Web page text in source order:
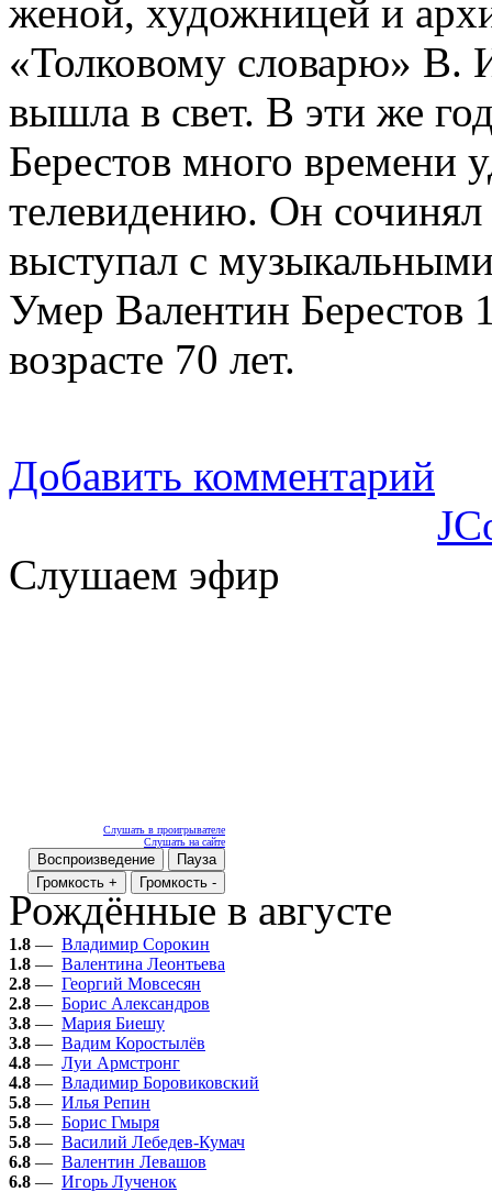
женой, художницей и
«Толковому словарю» В.
вышла в свет. В эти же
Берестов много времени
телевидению. Он
выступал с
Умер Валентин Берестов
возрасте 70 лет.
Добавить комментарий
Слушаем эфир
Слушать в проигрывателе
Слушать на сайте
Воспроизведение
Пауза
Громкость +
Громкость -
Рождённые в августе
1.8 — Владимир Сорокин
1.8 — Валентина Леонтьева
2.8 — Георгий Мовсесян
2.8 — Борис Александров
3.8 — Мария Биешу
3.8 — Вадим Коростылёв
4.8 — Луи Армстронг
4.8 — Владимир Боровиковский
5.8 — Илья Репин
5.8 — Борис Гмыря
5.8 — Василий Лебедев-Кумач
6.8 — Валентин Левашов
6.8 — Игорь Лученок